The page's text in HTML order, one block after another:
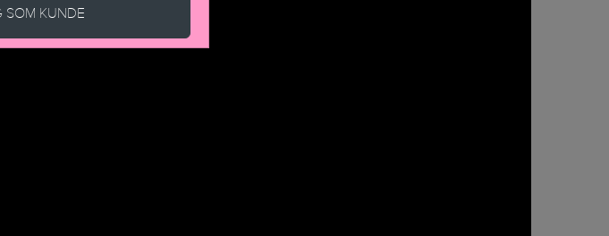
SOM KUNDE